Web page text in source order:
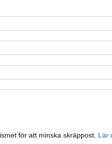
för att minska skräppost. Lär